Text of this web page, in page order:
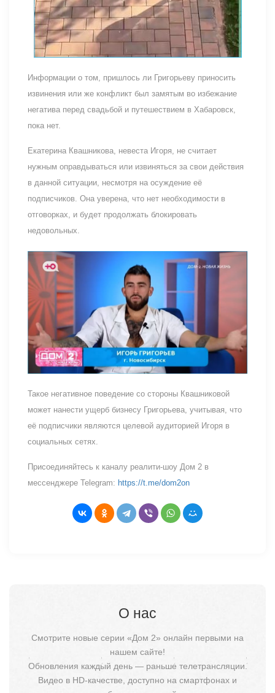
Информации о том, пришлось ли Григорьеву приносить
извинения или же конфликт был замятым во избежание
негатива перед свадьбой и путешествием в Хабаровск,
пока нет.
Екатерина Квашникова, невеста Игоря, не считает
нужным оправдываться или извиняться за свои действия
в данной ситуации, несмотря на осуждение её
подписчиков. Она уверена, что нет необходимости в
отговорках, и будет продолжать блокировать
недовольных.
Такое негативное поведение со стороны Квашниковой
может нанести ущерб бизнесу Григорьева, учитывая, что
её подписчики являются целевой аудиторией Игоря в
социальных сетях.
Присоединяйтесь к каналу реалити-шоу Дом 2 в
мессенджере Telegram: https://t.me/dom2on
О нас
Смотрите новые серии «Дом 2» онлайн первыми на
нашем сайте!
Обновления каждый день — раньше телетрансляции.
Видео в HD-качестве, доступно на смартфонах и